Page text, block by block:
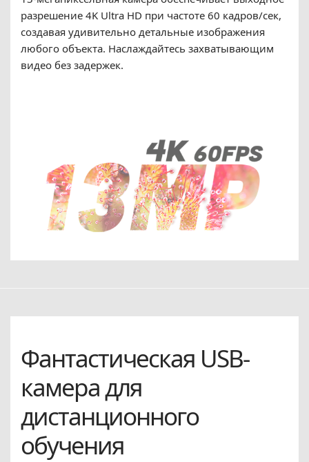
разрешение 4K Ultra HD при частоте 60 кадров/сек,
создавая удивительно детальные изображения
любого объекта. Наслаждайтесь захватывающим
видео без задержек.
Фантастическая USB-
камера для
дистанционного
обучения